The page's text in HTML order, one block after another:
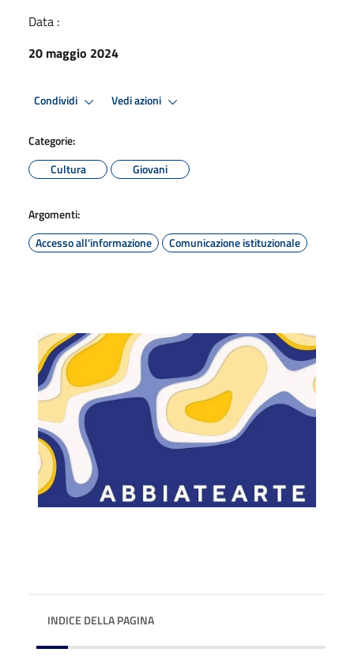
Data :
20 maggio 2024
Condividi Vedi azioni
Categorie:
Cultura
Giovani
Argomenti:
Accesso all'informazione
Comunicazione istituzionale
INDICE DELLA PAGINA